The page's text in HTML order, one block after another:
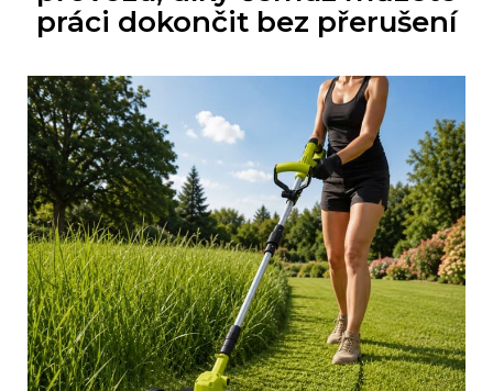
práci dokončit bez přerušení